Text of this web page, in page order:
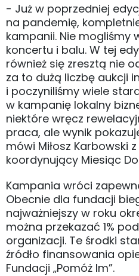
- Już w poprzedniej
na pandemię,
kampanii. Nie mogliśmy
koncertu i balu. W tej
również się zresztą nie
za to dużą liczbę aukcji
i poczyniliśmy wiele
w kampanię lokalny
niektóre wręcz
praca, ale wynik
mówi Miłosz Karbowski
koordynujący Miesiąc
Kampania wróci
Obecnie dla fundacji
najważniejszy w roku
można przekazać 1%
organizacji. Te środki
źródło finansowania
Fundacji „Pomóż Im”.